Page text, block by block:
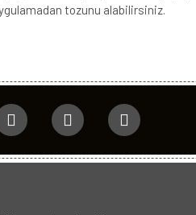
tozunu alabilirsiniz.